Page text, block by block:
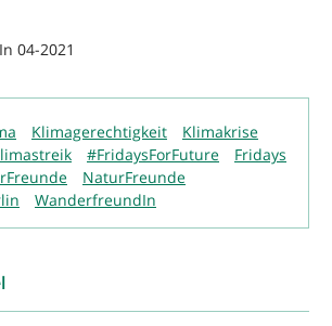
04-2021
Klimagerechtigkeit
Klimakrise
#FridaysForFuture
Fridays
NaturFreunde
WanderfreundIn